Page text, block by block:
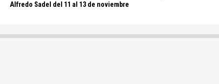
Alfredo Sadel del 11 al 13 de noviembre